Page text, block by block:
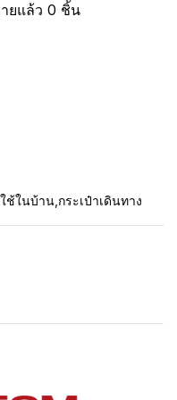
ยแล้ว 0 ชิ้น
ใช้ในบ้าน กระเป๋าเดินทาง